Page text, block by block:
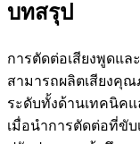
บทสรุป
การตัดต่อเสียงพูดแล
สามารถผลิตเสียงคุ
ระดับทั้งด้านเทคนิค
เมื่อนำการตัดต่อที่ขับ